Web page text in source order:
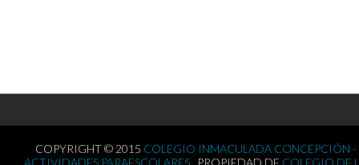
COPYRIGHT © 2015 COLEGIO INMACULADA CONCEPCIÓN -
ACTIVIDADES PARAESCOLARES . PROPIEDAD DE COLEGIO DE